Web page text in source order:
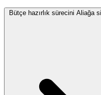
Bütçe hazırlık sürecini Aliağa